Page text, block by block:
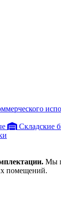
Складские
Мы
помещений.